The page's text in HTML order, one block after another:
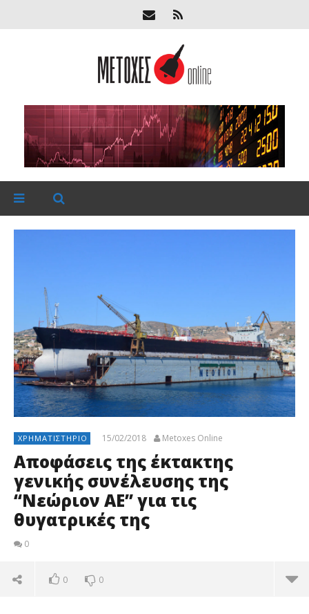
ΧΡΗΜΑΤΙΣΤΉΡΙΟ 15/02/2018 Metoxes Online
Αποφάσεις της έκτακτης
γενικής συνέλευσης της
“Νεώριον ΑΕ” για τις
θυγατρικές της
0
0 0